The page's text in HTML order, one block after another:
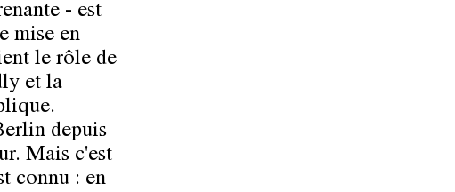
- est
mise en
le rôle de
et la
depuis
Mais c'est
connu : en